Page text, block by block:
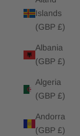
Islands
(GBP £)
Albania
(GBP £)
Algeria
(GBP £)
Andorra
(GBP £)